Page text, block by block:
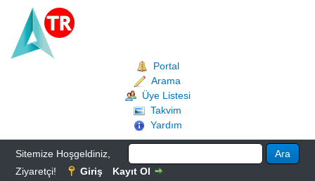
Portal
Arama
Üye Listesi
Takvim
Yardım
Sitemize Hoşgeldiniz,
Ziyaretçi!
Giriş Kayıt Ol